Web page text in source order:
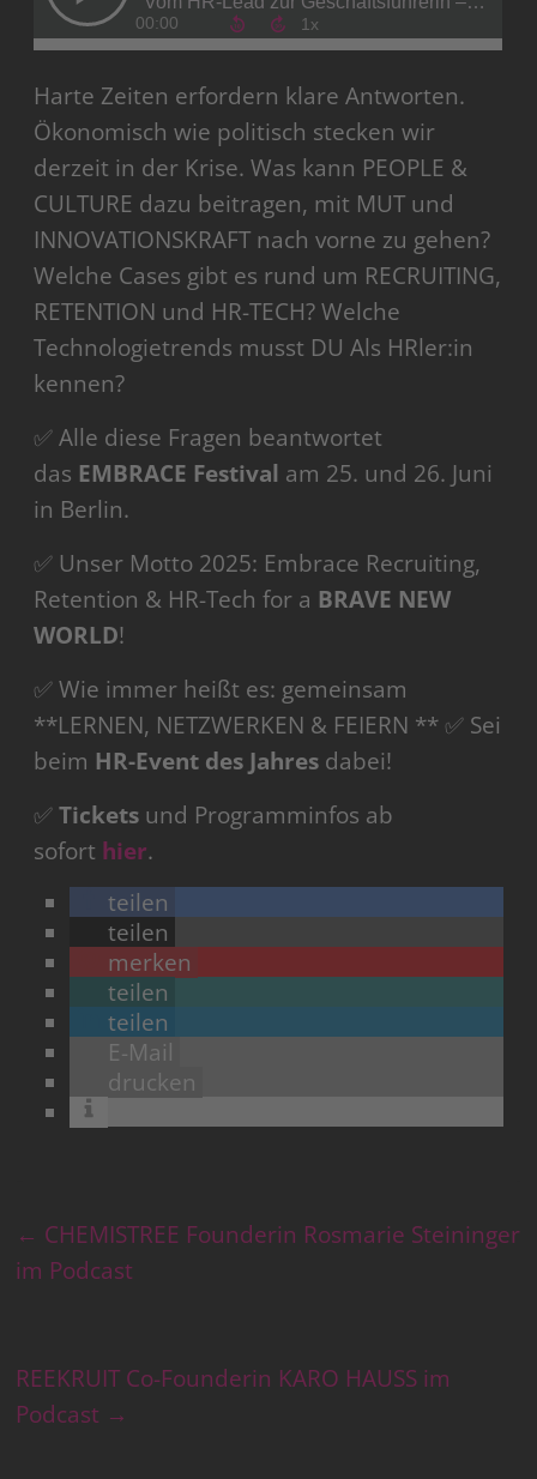
Harte Zeiten erfordern klare Antworten.
Ökonomisch wie politisch stecken wir
derzeit in der Krise. Was kann PEOPLE &
CULTURE dazu beitragen, mit MUT und
INNOVATIONSKRAFT nach vorne zu gehen?
Welche Cases gibt es rund um RECRUITING,
RETENTION und HR-TECH? Welche
Technologietrends musst DU Als HRler:in
kennen?
✅ Alle diese Fragen beantwortet
das EMBRACE Festival am 25. und 26. Juni
in Berlin.
✅ Unser Motto 2025: Embrace Recruiting,
Retention & HR-Tech for a BRAVE NEW
WORLD!
✅ Wie immer heißt es: gemeinsam
**LERNEN, NETZWERKEN & FEIERN ** ✅ Sei
beim HR-Event des Jahres dabei!
✅Tickets und Programminfos ab
sofort hier.
teilen
teilen
merken
teilen
teilen
E-Mail
drucken
← CHEMISTREE Founderin Rosmarie Steininger
im Podcast
REEKRUIT Co-Founderin KARO HAUSS im
Podcast →